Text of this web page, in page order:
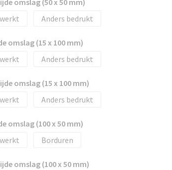
omslag (50 x 50 mm)
Anders bedrukt
omslag (15 x 100 mm)
Anders bedrukt
omslag (15 x 100 mm)
Anders bedrukt
omslag (100 x 50 mm)
Borduren
omslag (100 x 50 mm)